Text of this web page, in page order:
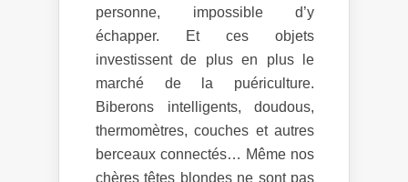
personne, impossible d’y
échapper. Et ces objets
investissent de plus en plus le
marché de la puériculture.
Biberons intelligents, doudous,
thermomètres, couches et autres
berceaux connectés… Même nos
chères têtes blondes ne sont pas